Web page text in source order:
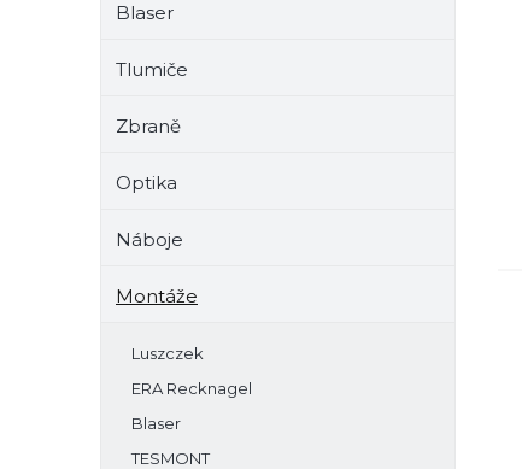
Blaser
Tlumiče
Zbraně
Optika
Náboje
Montáže
Luszczek
ERA Recknagel
Blaser
TESMONT